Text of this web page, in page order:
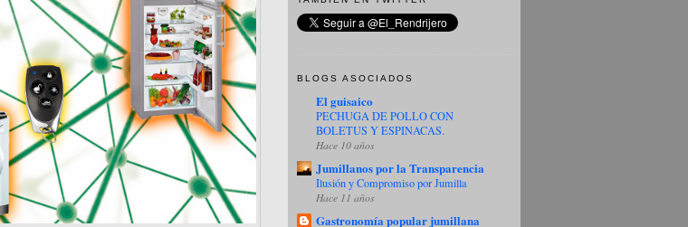
BLOGS ASOCIADOS
El guisaico
PECHUGA DE POLLO CON
BOLETUS Y ESPINACAS.
Hace 10 años
Jumillanos por la Transparencia
Ilusión y Compromiso por Jumilla
Hace 11 años
Gastronomía popular jumillana